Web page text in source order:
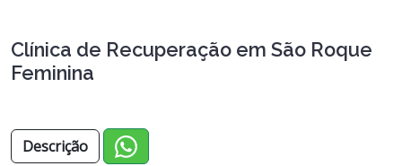
Clínica de Recuperação em São Roque
Feminina
Descrição